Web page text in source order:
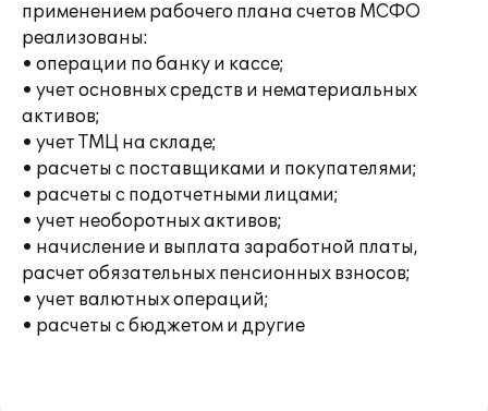
применением рабочего плана счетов МСФО
реализованы:
• операции по банку и кассе;
• учет основных средств и нематериальных
активов;
• учет ТМЦ на складе;
• расчеты с поставщиками и покупателями;
• расчеты с подотчетными лицами;
• учет необоротных активов;
• начисление и выплата заработной платы,
расчет обязательных пенсионных взносов;
• учет валютных операций;
• расчеты с бюджетом и другие